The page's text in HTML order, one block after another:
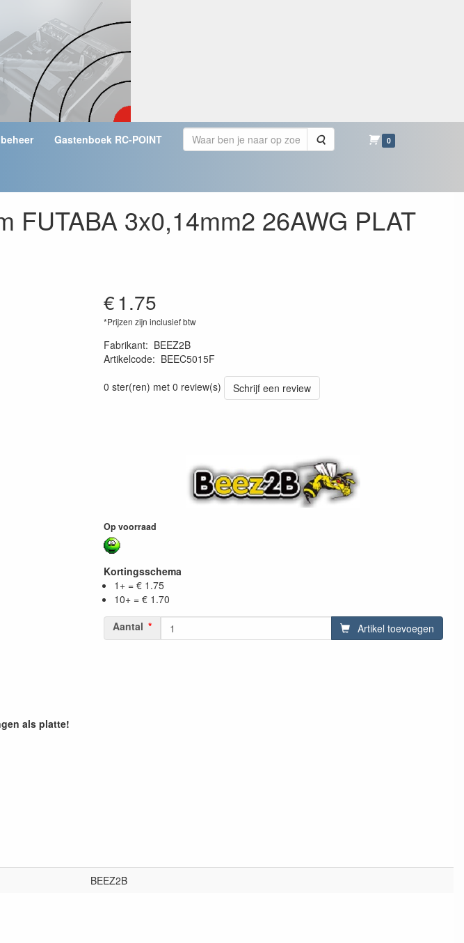
Gastenboek RC-POINT Zoeken 0
FUTABA 3x0,14mm2 26AWG PLAT
€1.75
*Prijzen zijn inclusief btw
Fabrikant: BEEZ2B
Artikelcode: BEEC5015F
0 ster(ren) met 0 review(s)
Schrijf een review
Op voorraad
Kortingsschema
1+ = € 1.75
10+ = € 1.70
Aantal
Artikel toevoegen
als platte!
BEEZ2B